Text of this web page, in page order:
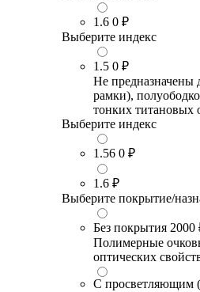
1.6 0 ₽
Выберите индекс
1.5 0 ₽
Не предназначены
рамки),
тонких титановых
Выберите индекс
1.56 0 ₽
1.6 ₽
Выберите покрытие/
Без покрытия 2000
Полимерные
оптических
С просветляющим